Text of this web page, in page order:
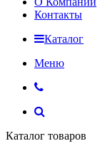
Контакты
Каталог
Меню
Каталог товаров